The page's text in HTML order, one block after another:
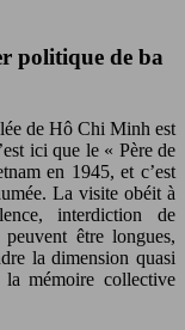
politique de ba
de Hô Chi Minh est
ici que le « Père de
en 1945, et c’est
La visite obéit à
interdiction de
être longues,
la dimension quasi
mémoire collective